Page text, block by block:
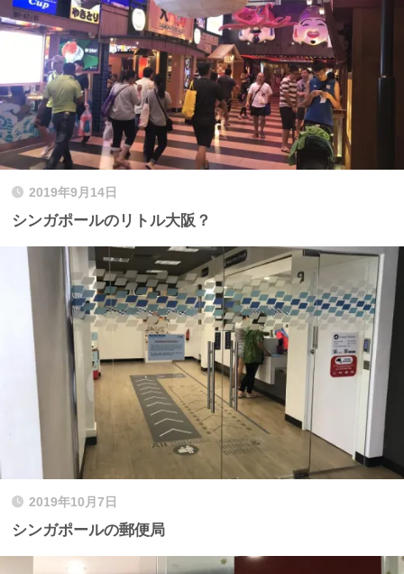
2019年9月14日
シンガポールのリトル大阪？
2019年10月7日
シンガポールの郵便局